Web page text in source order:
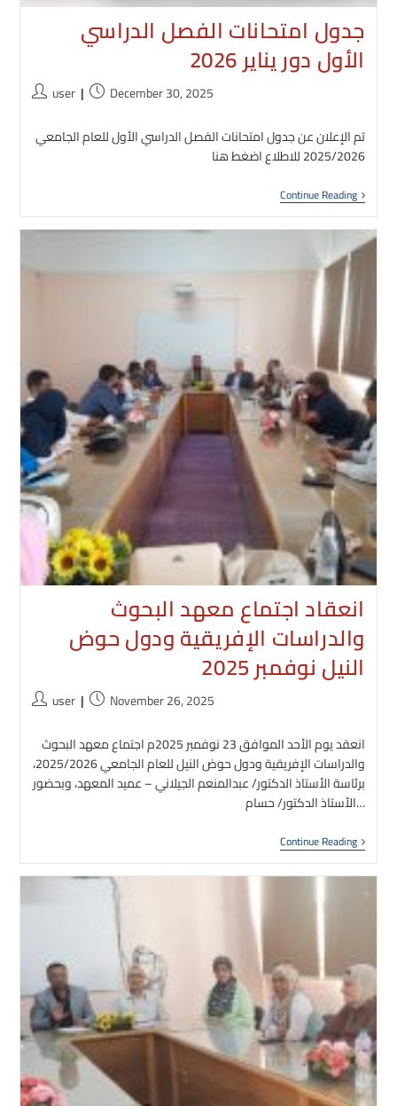
جدول امتحانات الفصل الدراسي
الأول دور يناير 2026
Postuser
PostDecember 30, 2025
تم الإعلان عن جدول امتحانات الفصل الدراسي الأول للعام الجامعي
2025/2026 للاطلاع اضغط هنا
Continue Readingجدول
الدراسي
الأول
انعقاد اجتماع معهد البحوث
والدراسات الإفريقية ودول حوض
النيل نوفمبر 2025
Postuser
PostNovember 26, 2025
انعقد يوم الأحد الموافق 23 نوفمبر 2025م اجتماع معهد البحوث
والدراسات الإفريقية ودول حوض النيل للعام الجامعي 2025/2026،
برئاسة الأستاذ الدكتور/ عبدالمنعم الجيلاني – عميد المعهد، وبحضور
الأستاذ الدكتور/ حسام…
Continue Readingانعقاد
اجتماع
البحوث
نوفمبر
2025